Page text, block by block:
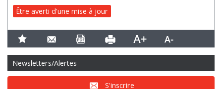
Être averti d'une mise à jour
Newsletters/Alertes
S'inscrire